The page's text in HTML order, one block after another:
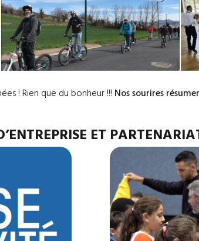
! Rien que du bonheur !!! Nos sourires
ET